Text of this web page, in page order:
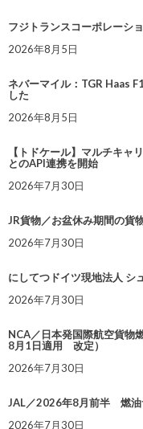
フジトランスコーポレーシ
2026年8月5日
ネバーマイル：TGR Haas
した
2026年8月5日
【トドケール】マルチキ
とのAPI連携を開始
2026年7月30日
JR貨物／お盆休み期間の貨
2026年7月30日
にしてつドイツ現地法人 シ
2026年7月30日
NCA／日本発国際航空貨物
8月1日適用 改定）
2026年7月30日
JAL／2026年8月前半 燃油
2026年7月30日